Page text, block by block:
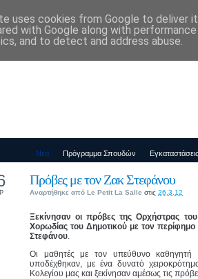
Παιδικός Σταθμός-
Νέα Πρόγραμμα Σπουδών Εγκαταστάσεις
Πρόβες με τον Ζακ Στεφάνου
Αναρτήθηκε από Le Petit La Salle στις 26.3.12
Ξεκίνησαν οι πρόβες της Ορχήστρας
Χορωδίας του Δημοτικού με τον
Στεφάνου.
Οι μαθητές με τον υπεύθυνο καθηγητή
υποδέχθηκαν, με ένα δυνατό
Κολεγίου μας και ξεκίνησαν αμέσως τις
uses cookies from Google to deliver
with Google along with
and to detect and address abuse.